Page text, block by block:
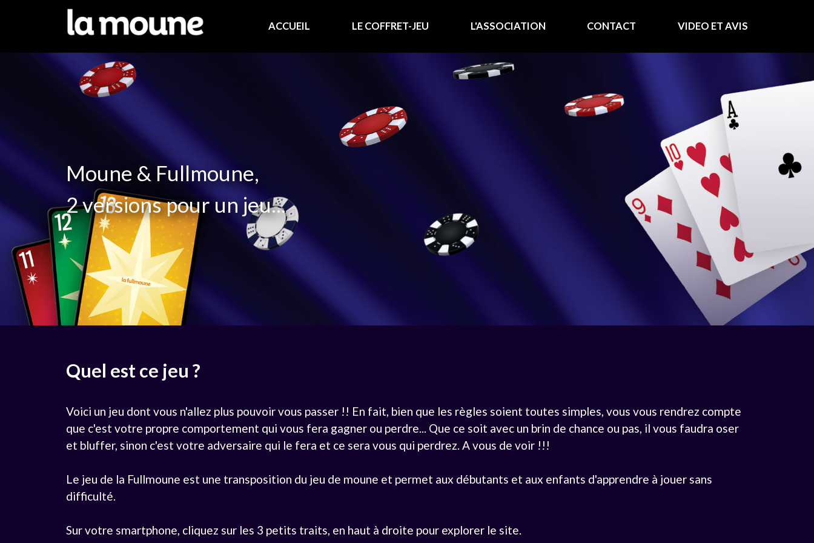
ACCUEIL LE COFFRET-JEU L'ASSOCIATION CONTACT VIDEO ET AVIS
Moune & Fullmoune,
2 versions pour un jeu...
Quel est ce jeu ?
Voici un jeu dont vous n'allez plus pouvoir vous passer !! En fait, bien que les règles soient toutes simples, vous vous rendrez compte
que c'est votre propre comportement qui vous fera gagner ou perdre... Que ce soit avec un brin de chance ou pas, il vous faudra oser
et bluffer, sinon c'est votre adversaire qui le fera et ce sera vous qui perdrez. A vous de voir !!!
Le jeu de la Fullmoune est une transposition du jeu de moune et permet aux débutants et aux enfants d'apprendre à jouer sans
difficulté.
Sur votre smartphone, cliquez sur les 3 petits traits, en haut à droite pour explorer le site.